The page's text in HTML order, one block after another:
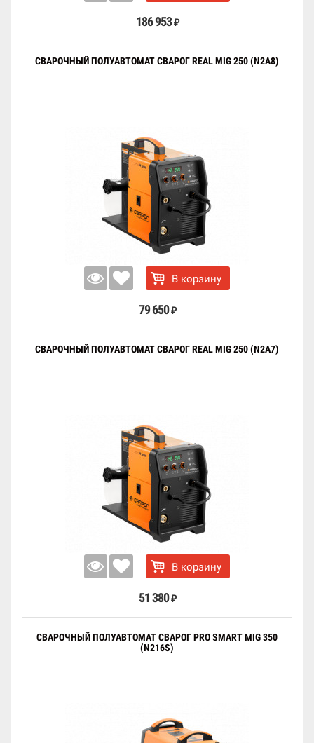
186 953 ₽
СВАРОЧНЫЙ ПОЛУАВТОМАТ СВАРОГ REAL MIG 250 (N2A8)
В корзину
79 650 ₽
СВАРОЧНЫЙ ПОЛУАВТОМАТ СВАРОГ REAL MIG 250 (N2A7)
В корзину
51 380 ₽
СВАРОЧНЫЙ ПОЛУАВТОМАТ СВАРОГ PRO SMART MIG 350
(N216S)